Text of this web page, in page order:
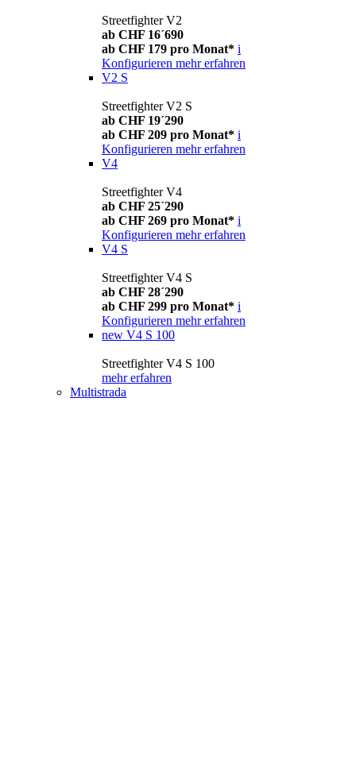
Streetfighter V2
ab CHF 16´690
ab CHF 179 pro Monat* i
Konfigurieren mehr erfahren
V2 S
Streetfighter V2 S
ab CHF 19´290
ab CHF 209 pro Monat* i
Konfigurieren mehr erfahren
V4
Streetfighter V4
ab CHF 25´290
ab CHF 269 pro Monat* i
Konfigurieren mehr erfahren
V4 S
Streetfighter V4 S
ab CHF 28´290
ab CHF 299 pro Monat* i
Konfigurieren mehr erfahren
new V4 S 100
Streetfighter V4 S 100
mehr erfahren
Multistrada